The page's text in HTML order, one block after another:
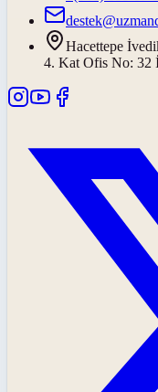
Hacettepe
4. Kat Ofis No: